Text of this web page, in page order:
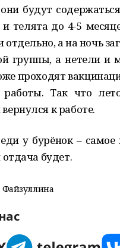
они будут
и телята до 4-5
отдельно, а на ночь
группы, а нетели и
проходят
работы. Так что
к работе.
у бурёнок –
отдача будет.
Файзуллина